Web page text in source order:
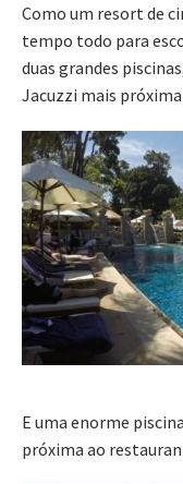
Como um resort de
tempo todo para
duas grandes
Jacuzzi mais
E uma enorme
próxima ao